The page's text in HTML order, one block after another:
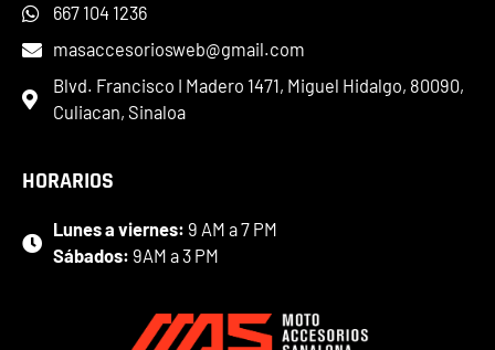
667 104 1236
masaccesoriosweb@gmail.com
Blvd. Francisco I Madero 1471, Miguel Hidalgo, 80090,
Culiacan, Sinaloa
HORARIOS
Lunes a viernes: 9 AM a 7 PM
Sábados: 9AM a 3 PM